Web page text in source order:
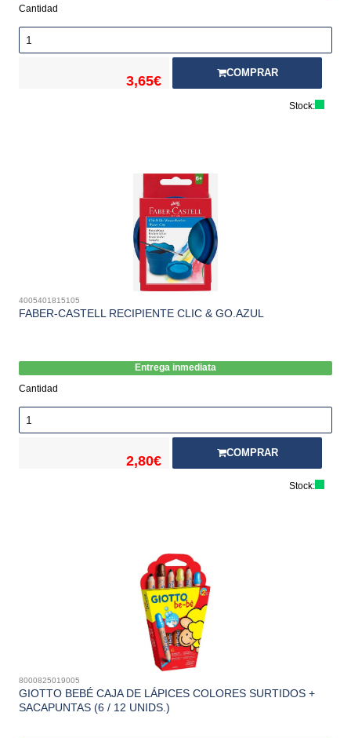
Cantidad
3,65€
COMPRAR
Stock:
4005401815105
FABER-CASTELL RECIPIENTE CLIC & GO.AZUL
Entrega inmediata
Cantidad
2,80€
COMPRAR
Stock:
8000825019005
GIOTTO BEBÉ CAJA DE LÁPICES COLORES SURTIDOS +
SACAPUNTAS (6 / 12 UNIDS.)